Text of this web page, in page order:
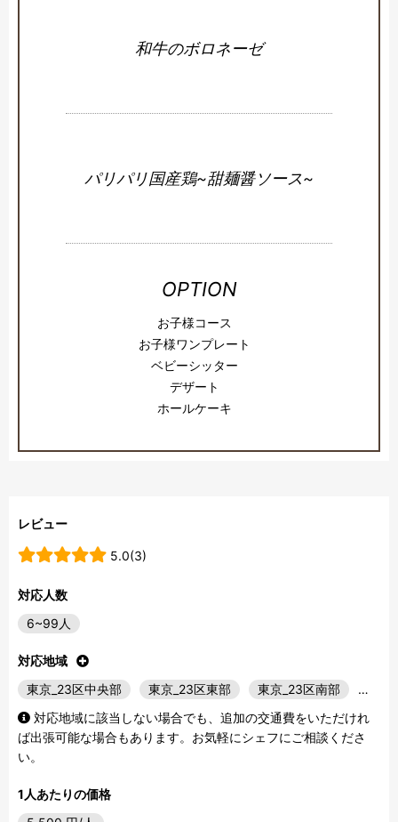
和牛のボロネーゼ
パリパリ国産鶏~甜麺醤ソース~
OPTION
お子様コース
お子様ワンプレート
ベビーシッター
デザート
ホールケーキ
レビュー
5.0(3)
対応人数
6~99人
対応地域
東京_23区中央部
東京_23区東部 東京_23区南部
…
対応地域に該当しない場合でも、追加の交通費をいただけれ
ば出張可能な場合もあります。お気軽にシェフにご相談くださ
い。
1人あたりの価格